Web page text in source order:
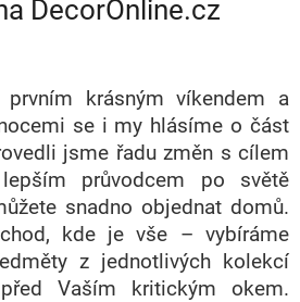
DecorOnline.cz
krásným víkendem a
se i my hlásíme o část
jsme řadu změn s cílem
průvodcem po světě
snadno objednat domů.
kde je vše – vybíráme
z jednotlivých kolekcí
Vaším kritickým okem.